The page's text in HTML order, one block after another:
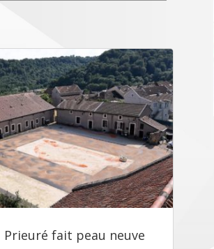
Prieuré fait peau neuve